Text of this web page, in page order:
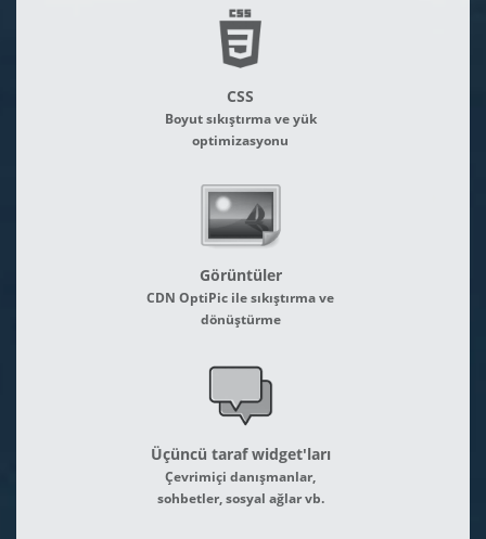
CSS
Boyut sıkıştırma ve yük
optimizasyonu
Görüntüler
CDN OptiPic ile sıkıştırma ve
dönüştürme
Üçüncü taraf widget'ları
Çevrimiçi danışmanlar,
sohbetler, sosyal ağlar vb.